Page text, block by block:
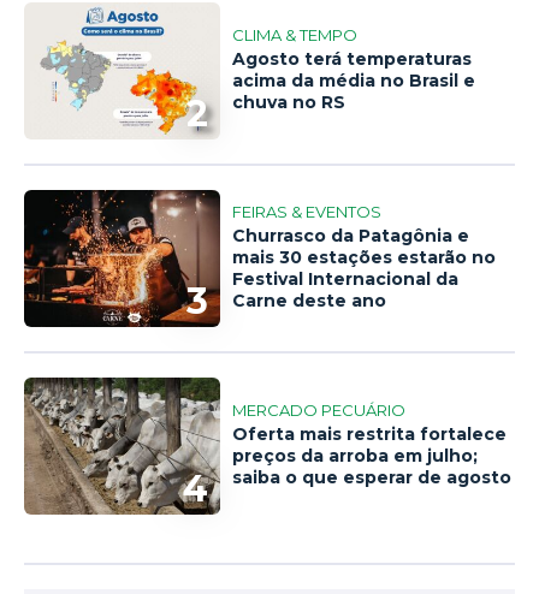
2
CLIMA & TEMPO
Agosto terá temperaturas
acima da média no Brasil e
chuva no RS
3
FEIRAS & EVENTOS
Churrasco da Patagônia e
mais 30 estações estarão no
Festival Internacional da
Carne deste ano
4
MERCADO PECUÁRIO
Oferta mais restrita fortalece
preços da arroba em julho;
saiba o que esperar de agosto